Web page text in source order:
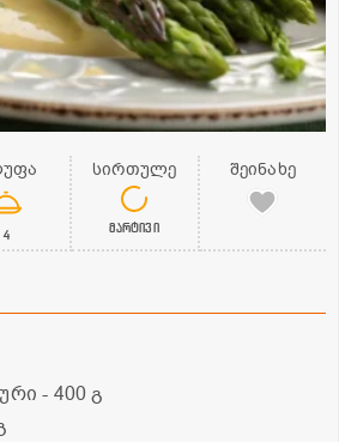
4
სირთულე
მარტივი
შეინახე
- 400 გ